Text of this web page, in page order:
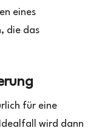
eines
die das
für eine
wird dann